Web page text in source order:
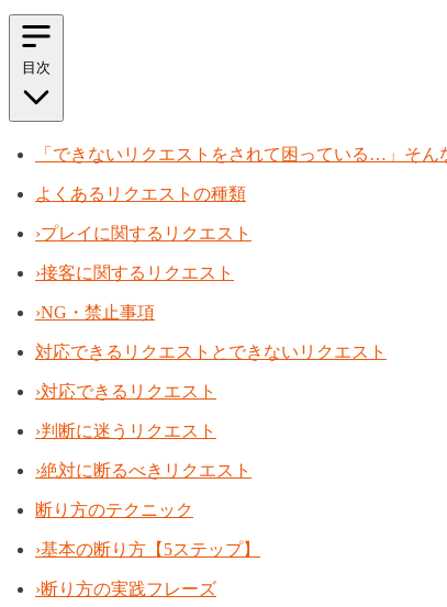
目次
「できないリクエストをされて困っている…」そん
よくあるリクエストの種類
›プレイに関するリクエスト
›接客に関するリクエスト
›NG・禁止事項
対応できるリクエストとできないリクエスト
›対応できるリクエスト
›判断に迷うリクエスト
›絶対に断るべきリクエスト
断り方のテクニック
›基本の断り方【5ステップ】
›断り方の実践フレーズ